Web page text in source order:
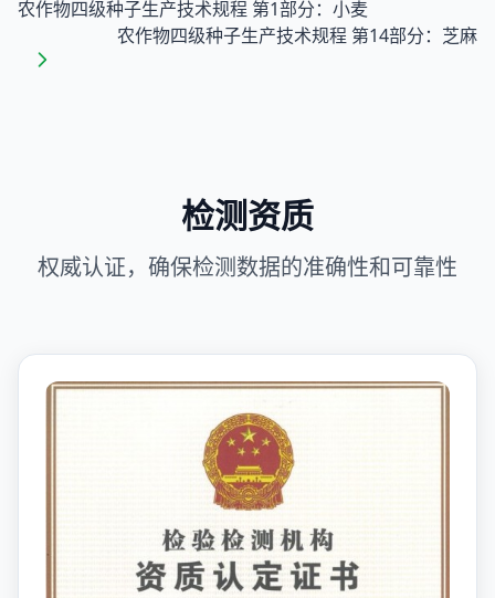
农作物四级种子生产技术规程 第1部分：小麦
农作物四级种子生产技术规程 第14部分：芝麻
检测资质
权威认证，确保检测数据的准确性和可靠性